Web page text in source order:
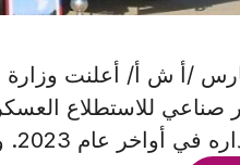
في 4 مارس /أ ش أ/ أعلنت
للاستطلاع
2023. ونقلت وكالة الأنباء الكورية